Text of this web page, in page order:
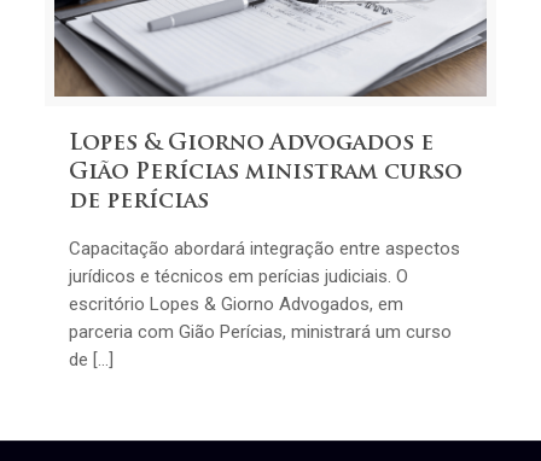
Lopes & Giorno Advogados e
Gião Perícias ministram curso
de perícias
Capacitação abordará integração entre aspectos
jurídicos e técnicos em perícias judiciais. O
escritório Lopes & Giorno Advogados, em
parceria com Gião Perícias, ministrará um curso
de […]